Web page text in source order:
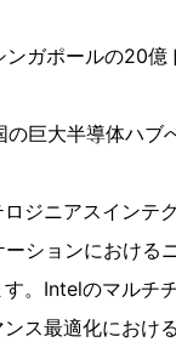
ガポールの20億
の巨大半導体ハブ
ジニアスインテ
ションにおける
。Intelのマルチ
ス最適化におけ